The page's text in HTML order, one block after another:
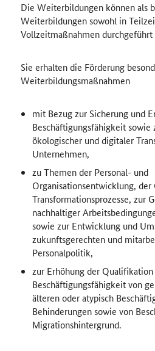
Die Weiterbildungen können als
Weiterbildungen sowohl in
Vollzeitmaßnahmen durchgeführt
Sie erhalten die Förderung
Weiterbildungsmaßnahmen
mit Bezug zur Sicherung und
Beschäftigungsfähigkeit sowie
ökologischer und digitaler
Unternehmen,
zu Themen der Personal- und
Organisationsentwicklung,
Transformationsprozesse, zur
nachhaltiger
sowie zur Entwicklung und
zukunftsgerechten und
Personalpolitik,
zur Erhöhung der
Beschäftigungsfähigkeit von
älteren oder atypisch
Behinderungen sowie von
Migrationshintergrund.